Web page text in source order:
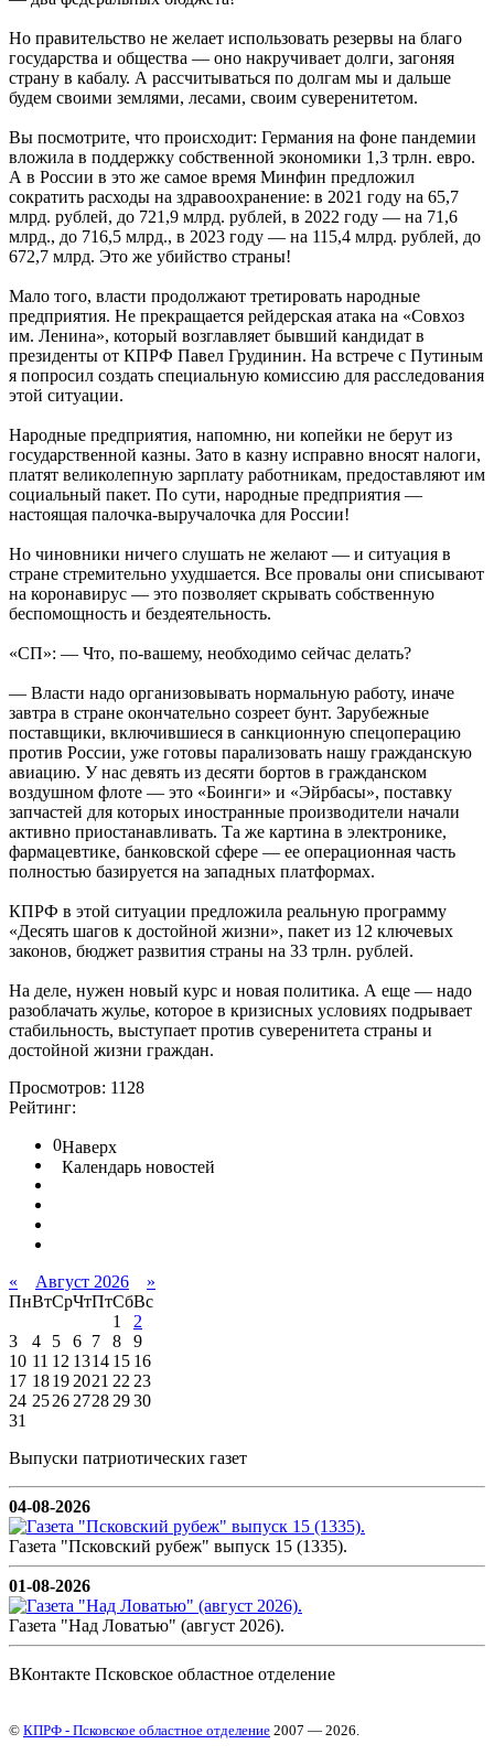
Но правительство не желает использовать резервы на благо
государства и общества — оно накручивает долги, загоняя
страну в кабалу. А рассчитываться по долгам мы и дальше
будем своими землями, лесами, своим суверенитетом.
Вы посмотрите, что происходит: Германия на фоне пандемии
вложила в поддержку собственной экономики 1,3 трлн. евро.
А в России в это же самое время Минфин предложил
сократить расходы на здравоохранение: в 2021 году на 65,7
млрд. рублей, до 721,9 млрд. рублей, в 2022 году — на 71,6
млрд., до 716,5 млрд., в 2023 году — на 115,4 млрд. рублей, до
672,7 млрд. Это же убийство страны!
Мало того, власти продолжают третировать народные
предприятия. Не прекращается рейдерская атака на «Совхоз
им. Ленина», который возглавляет бывший кандидат в
президенты от КПРФ Павел Грудинин. На встрече с Путиным
я попросил создать специальную комиссию для расследования
этой ситуации.
Народные предприятия, напомню, ни копейки не берут из
государственной казны. Зато в казну исправно вносят налоги,
платят великолепную зарплату работникам, предоставляют им
социальный пакет. По сути, народные предприятия —
настоящая палочка-выручалочка для России!
Но чиновники ничего слушать не желают — и ситуация в
стране стремительно ухудшается. Все провалы они списывают
на коронавирус — это позволяет скрывать собственную
беспомощность и бездеятельность.
«СП»: — Что, по-вашему, необходимо сейчас делать?
— Власти надо организовывать нормальную работу, иначе
завтра в стране окончательно созреет бунт. Зарубежные
поставщики, включившиеся в санкционную спецоперацию
против России, уже готовы парализовать нашу гражданскую
авиацию. У нас девять из десяти бортов в гражданском
воздушном флоте — это «Боинги» и «Эйрбасы», поставку
запчастей для которых иностранные производители начали
активно приостанавливать. Та же картина в электронике,
фармацевтике, банковской сфере — ее операционная часть
полностью базируется на западных платформах.
КПРФ в этой ситуации предложила реальную программу
«Десять шагов к достойной жизни», пакет из 12 ключевых
законов, бюджет развития страны на 33 трлн. рублей.
На деле, нужен новый курс и новая политика. А еще — надо
разоблачать жулье, которое в кризисных условиях подрывает
стабильность, выступает против суверенитета страны и
достойной жизни граждан.
Просмотров: 1128
Рейтинг:
0Наверх
Календарь новостей
« Август 2026
»
ПнВтСрЧтПтСбВс
1
2
3
4 5 6 7 8
9
10 11 12 1314 15 16
17 18192021 2223
24 252627282930
31
Выпуски патриотических газет
04-08-2026
Газета "Псковский рубеж" выпуск 15 (1335).
01-08-2026
Газета "Над Ловатью" (август 2026).
ВКонтакте Псковское областное отделение
© КПРФ - Псковское областное отделение 2007 — 2026.